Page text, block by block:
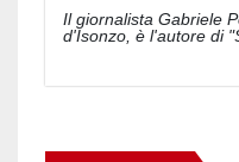
Il giornalista Gabriele
d'Isonzo, è l'autore di